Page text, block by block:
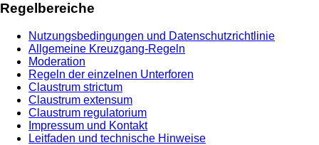
Regelbereiche
Nutzungsbedingungen und Datenschutzrichtlinie
Allgemeine Kreuzgang-Regeln
Moderation
Regeln der einzelnen Unterforen
Claustrum strictum
Claustrum extensum
Claustrum regulatorium
Impressum und Kontakt
Leitfaden und technische Hinweise